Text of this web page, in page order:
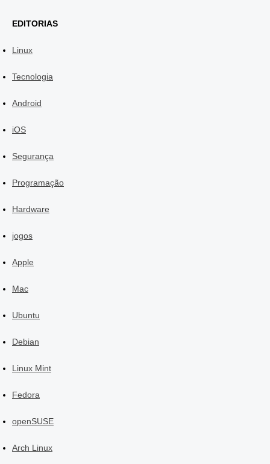
EDITORIAS
Linux
Tecnologia
Android
iOS
Segurança
Programação
Hardware
jogos
Apple
Mac
Ubuntu
Debian
Linux Mint
Fedora
openSUSE
Arch Linux